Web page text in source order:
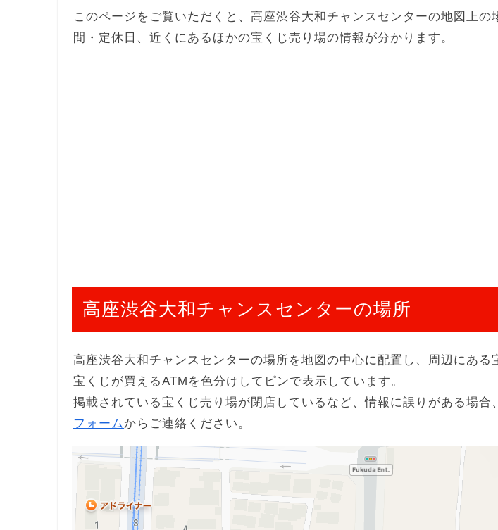
このページをご覧いただくと、高座渋谷大和チャンスセンターの地図上の
間・定休日、近くにあるほかの宝くじ売り場の情報が分かります。
高座渋谷大和チャンスセンターの場所
高座渋谷大和チャンスセンターの場所を地図の中心に配置し、周辺にある
宝くじが買えるATMを色分けしてピンで表示しています。
掲載されている宝くじ売り場が閉店しているなど、情報に誤りがある場合、
フォーム からご連絡ください。